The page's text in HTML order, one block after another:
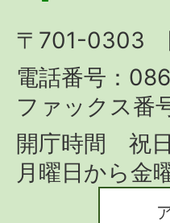
Hayashima
Town
〒701-0303
電話番号：
ファックス
開庁時間 祝
月曜日から金